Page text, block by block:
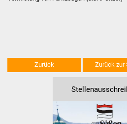
Zurück Zurück zur